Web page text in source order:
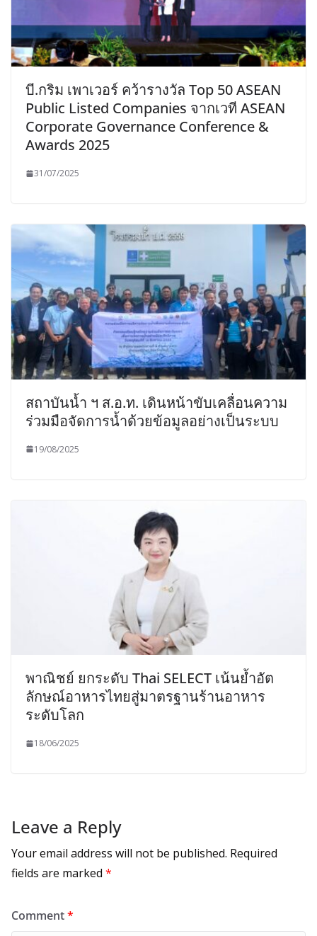
บี.กริม เพาเวอร์ คว้ารางวัล Top 50 ASEAN
Public Listed Companies จากเวที ASEAN
Corporate Governance Conference &
Awards 2025
31/07/2025
สถาบันน้ำ ฯ ส.อ.ท. เดินหน้าขับเคลื่อนความ
ร่วมมือจัดการน้ำด้วยข้อมูลอย่างเป็นระบบ
19/08/2025
พาณิชย์ ยกระดับ Thai SELECT เน้นย้ำอัต
ลักษณ์อาหารไทยสู่มาตรฐานร้านอาหาร
ระดับโลก
18/06/2025
Leave a Reply
Your email address will not be published. Required
fields are marked *
Comment*